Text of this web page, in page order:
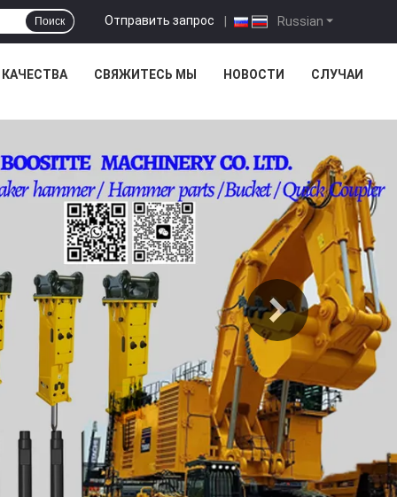
Russian
Отправить запрос |
Поиск
КАЧЕСТВА СВЯЖИТЕСЬ МЫ НОВОСТИ СЛУЧАИ